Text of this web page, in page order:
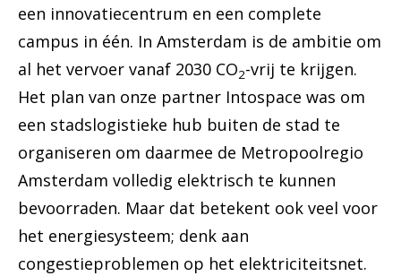
een innovatiecentrum en een complete
campus in één. In Amsterdam is de ambitie om
al het vervoer vanaf 2030 CO2-vrij te krijgen.
Het plan van onze partner Intospace was om
een stadslogistieke hub buiten de stad te
organiseren om daarmee de Metropoolregio
Amsterdam volledig elektrisch te kunnen
bevoorraden. Maar dat betekent ook veel voor
het energiesysteem; denk aan
congestieproblemen op het elektriciteitsnet.